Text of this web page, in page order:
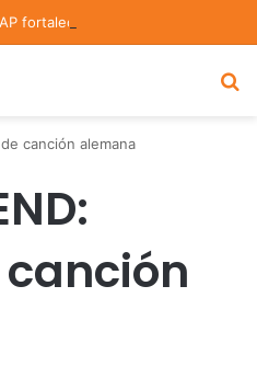
canción alemana